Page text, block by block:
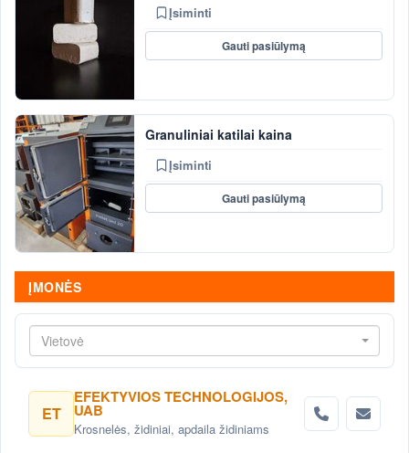
Įsiminti
Gauti pasiūlymą
Granuliniai katilai kaina
Įsiminti
Gauti pasiūlymą
ĮMONĖS
Vietovė
ET
EFEKTYVIOS TECHNOLOGIJOS,
UAB
Krosnelės, židiniai, apdaila židiniams